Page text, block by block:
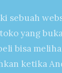
sebuah
yang
bisa
ketika